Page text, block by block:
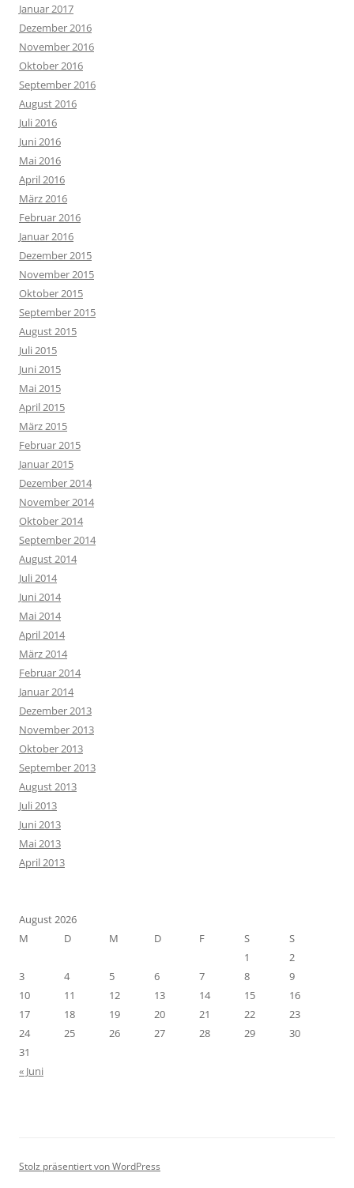
Januar 2017
Dezember 2016
November 2016
Oktober 2016
September 2016
August 2016
Juli 2016
Juni 2016
Mai 2016
April 2016
März 2016
Februar 2016
Januar 2016
Dezember 2015
November 2015
Oktober 2015
September 2015
August 2015
Juli 2015
Juni 2015
Mai 2015
April 2015
März 2015
Februar 2015
Januar 2015
Dezember 2014
November 2014
Oktober 2014
September 2014
August 2014
Juli 2014
Juni 2014
Mai 2014
April 2014
März 2014
Februar 2014
Januar 2014
Dezember 2013
November 2013
Oktober 2013
September 2013
August 2013
Juli 2013
Juni 2013
Mai 2013
April 2013
August 2026
M
D M D F S
S
1
2
3
4 5 6 7 8
9
10
11 12 13 14 15
16
17
18 19 20 21 22
23
24
25 26 27 28 29
30
31
« Juni
Stolz präsentiert von WordPress